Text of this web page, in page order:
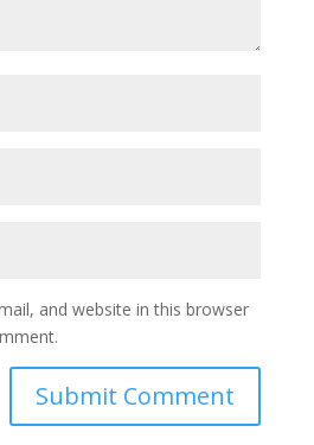
and website in this browser